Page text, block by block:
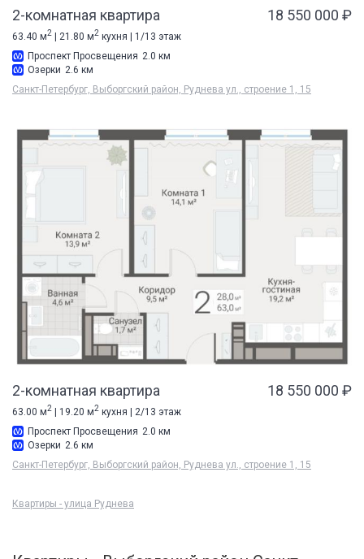
2-комнатная квартира 18 550 000 ₽
63.40 м2 | 21.80 м2 кухня | 1/13 этаж
Проспект Просвещения 2.0 км
Озерки 2.6 км
Санкт-Петербург, Выборгский район, Руднева ул., строение 1, 15
2-комнатная квартира 18 550 000 ₽
63.00 м2 | 19.20 м2 кухня | 2/13 этаж
Проспект Просвещения 2.0 км
Озерки 2.6 км
Санкт-Петербург, Выборгский район, Руднева ул., строение 1, 15
Квартиры - улица Руднева